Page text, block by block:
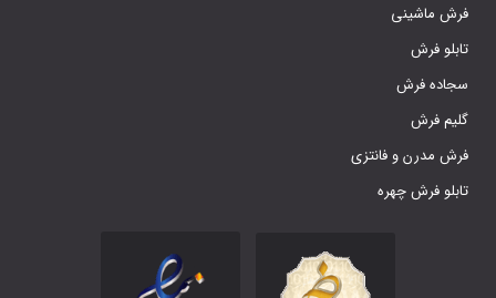
فرش ماشینی
تابلو فرش
سجاده فرش
گلیم فرش
فرش مدرن و فانتزی
تابلو فرش چهره